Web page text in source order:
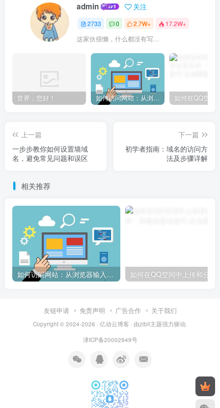
admin 关注
2733 0 2.7W+ 17.2W+
这家伙很懒，什么都没有写...
世界，您好！ 如何访问网站：从浏览器输入到页面加载的完整步骤详解
上一篇
一步步教你如何设置墙域
名，避免常见问题和误区
下一篇
初学者指南：域名的访问方
法及步骤详解
相关推荐
如何访问网站：从浏览器输入到页面加载的完整步骤详解
友链申请 免责声明 广告合作 关于我们
Copyright © 2024-2026 · 亿动云博客 · 由zibll主题强力驱动.
津ICP备20002949号